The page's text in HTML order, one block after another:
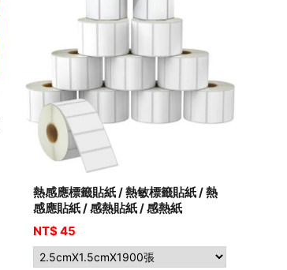
熱感應標籤貼紙 / 熱敏標籤貼紙 / 熱
感應貼紙 / 感熱貼紙 / 感熱紙
NT$ 45